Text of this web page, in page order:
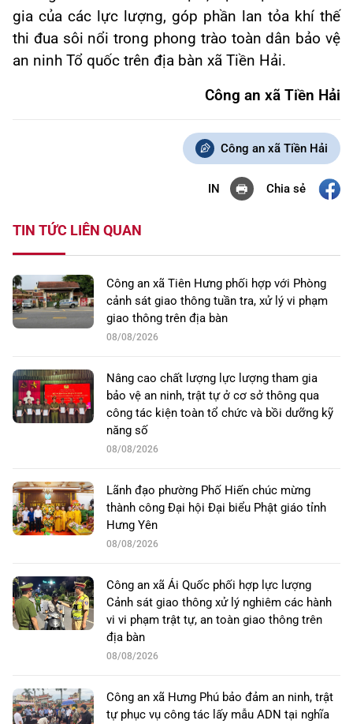
gia của các lực lượng, góp phần lan tỏa khí thế
thi đua sôi nổi trong phong trào toàn dân bảo vệ
an ninh Tổ quốc trên địa bàn xã Tiền Hải.
Công an xã Tiền Hải
Công an xã Tiền Hải
IN Chia sẻ
TIN TỨC LIÊN QUAN
Công an xã Tiên Hưng phối hợp với Phòng
cảnh sát giao thông tuần tra, xử lý vi phạm
giao thông trên địa bàn
08/08/2026
Nâng cao chất lượng lực lượng tham gia
bảo vệ an ninh, trật tự ở cơ sở thông qua
công tác kiện toàn tổ chức và bồi dưỡng kỹ
năng số
08/08/2026
Lãnh đạo phường Phố Hiến chúc mừng
thành công Đại hội Đại biểu Phật giáo tỉnh
Hưng Yên
08/08/2026
Công an xã Ái Quốc phối hợp lực lượng
Cảnh sát giao thông xử lý nghiêm các hành
vi vi phạm trật tự, an toàn giao thông trên
địa bàn
08/08/2026
Công an xã Hưng Phú bảo đảm an ninh, trật
tự phục vụ công tác lấy mẫu ADN tại nghĩa